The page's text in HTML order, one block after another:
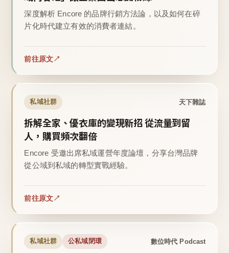
深度解析 Encore 的品牌行銷方法論，以及如何在碎
片化時代建立有效的消費者連結。
前往原文
私域社群 天下雜誌
拆解全家、優衣庫的變現新招 從流量到留
人，購買頻次翻倍
Encore 受邀出席私域運營年度論壇，分享台灣品牌
從公域到私域的轉型實戰經驗。
前往原文
私域社群 公私域閉環 數位時代 Podcast